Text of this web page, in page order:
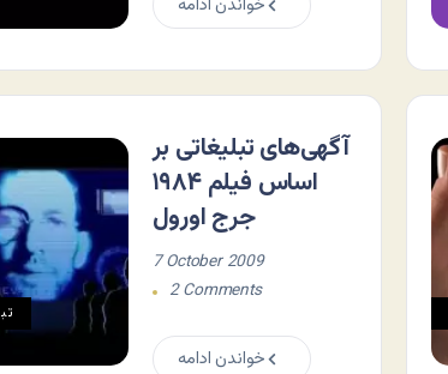
آگهی‌های تبلیغاتی بر
اساس فیلم ۱۹۸۴
جرج اورول
7 October 2009
2 Comments
خواندن ادامه